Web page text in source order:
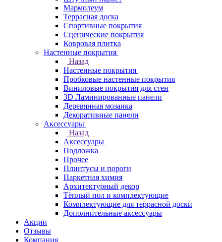
Мармолеум
Террасная доска
Спортивные покрытия
Сценические покрытия
Ковровая плитка
Настенные покрытия
Назад
Настенные покрытия
Пробковые настенные покрытия
Виниловые покрытия для стен
3D Ламинированные панели
Деревянная мозаика
Декоративные панели
Аксессуары
Назад
Аксессуары
Подложка
Прочее
Плинтусы и пороги
Паркетная химия
Архитектурный декор
Тёплый пол и комплектующие
Комплектующие для террасной доски
Дополнительные аксессуары
Акции
Отзывы
Компания